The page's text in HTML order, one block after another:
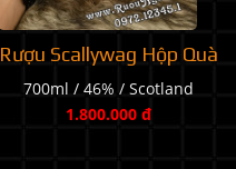
Rượu Scallywag Hộp Quà
700ml / 46% / Scotland
1.800.000 đ